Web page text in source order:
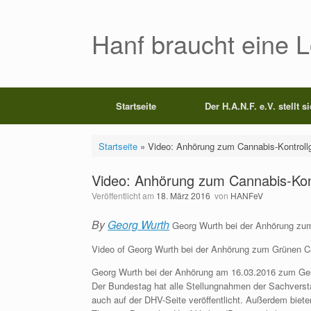
Hanf braucht eine
Startseite Der H.A.N.F. e.V. stellt
Startseite» Video: Anhörung zum Cannabis-
Video: Anhörung zum Cannabis-
Veröffentlicht am 18. März 2016 von HANFeV
ByGeorg Wurth Georg Wurth bei der Anhörung
Video of Georg Wurth bei der Anhörung zum Grünen
Georg Wurth bei der Anhörung am 16.03.2016 zum
Der Bundestag hat alle Stellungnahmen der
auch auf der DHV-Seite veröffentlicht. Außerdem